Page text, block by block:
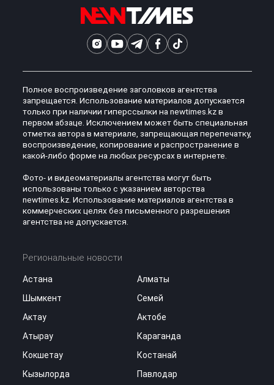
Полное воспроизведение заголовков агентства
запрещается. Использование материалов допускается
только при наличии гиперссылки на newtimes.kz в
первом абзаце. Исключением может быть специальная
отметка автора в материале, запрещающая перепечатку,
воспроизведение, копирование и распространение в
какой-либо форме на любых ресурсах в интернете.
Фото- и видеоматериалы агентства могут быть
использованы только с указанием авторства
newtimes.kz. Использование материалов агентства в
коммерческих целях без письменного разрешения
агентства не допускается.
Региональные новости
Астана
Алматы
Шымкент
Семей
Актау
Актобе
Атырау
Караганда
Кокшетау
Костанай
Кызылорда
Павлодар